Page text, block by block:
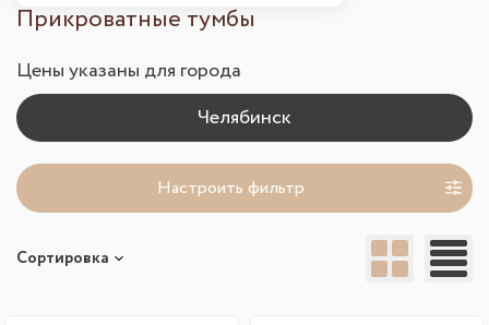
Прикроватные тумбы
Цены указаны для города
Настроить фильтр
Сортировка